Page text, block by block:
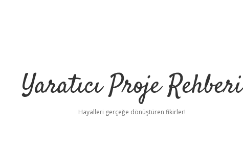
Yaratıcı Proje Rehberi
Hayalleri gerçeğe dönüştüren fikirler!